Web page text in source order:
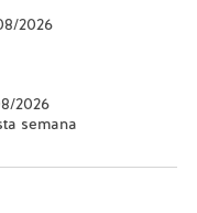
2026
2026
semana